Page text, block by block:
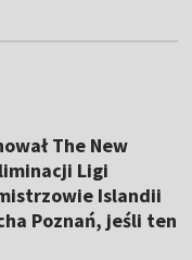
The New
Ligi
Islandii
Poznań, jeśli ten